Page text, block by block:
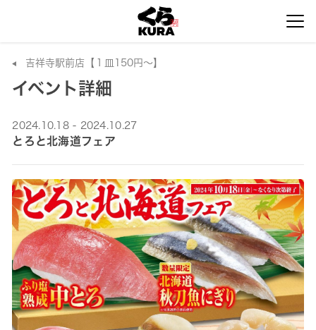
吉祥寺駅前店【１皿150円～】
イベント詳細
2024.10.18 - 2024.10.27
とろと北海道フェア